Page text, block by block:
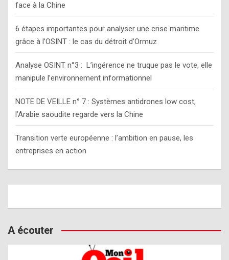
face à la Chine
6 étapes importantes pour analyser une crise maritime
grâce à l’OSINT : le cas du détroit d’Ormuz
Analyse OSINT n°3 : L’ingérence ne truque pas le vote, elle
manipule l’environnement informationnel
NOTE DE VEILLE n° 7 : Systèmes antidrones low cost,
l’Arabie saoudite regarde vers la Chine
Transition verte européenne : l’ambition en pause, les
entreprises en action
A écouter